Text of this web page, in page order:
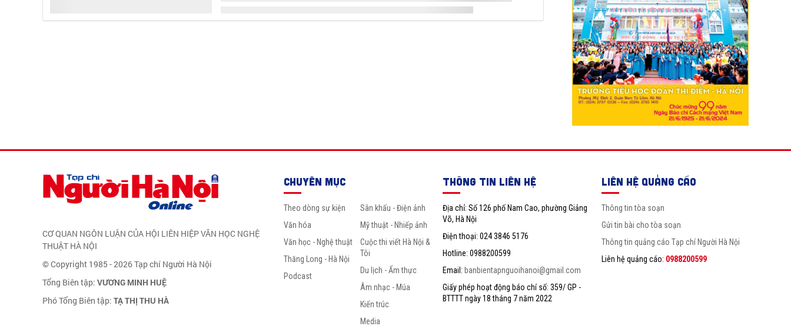
CƠ QUAN NGÔN LUẬN CỦA HỘI LIÊN HIỆP VĂN HỌC NGHỆ
THUẬT HÀ NỘI
© Copyright 1985 - 2026 Tạp chí Người Hà Nội
Tổng Biên tập: VƯƠNG MINH HUỆ
Phó Tổng Biên tập: TẠ THỊ THU HÀ
CHUYÊN MỤC
Theo dòng sự kiện
Văn hóa
Văn học - Nghệ thuật
Thăng Long - Hà Nội
Podcast
Sân khấu - Điện ảnh
Mỹ thuật - Nhiếp ảnh
Cuộc thi viết Hà Nội &
Tôi
Du lịch - Ẩm thực
Âm nhạc - Múa
Kiến trúc
Media
THÔNG TIN LIÊN HỆ
Địa chỉ: Số 126 phố Nam Cao, phường Giảng
Võ, Hà Nội
Điện thoại: 024 3846 5176
Hotline: 0988200599
Email: banbientapnguoihanoi@gmail.com
Giấy phép hoạt động báo chí số: 359/ GP -
BTTTT ngày 18 tháng 7 năm 2022
LIÊN HỆ QUẢNG CÁO
Thông tin tòa soạn
Gửi tin bài cho tòa soạn
Thông tin quảng cáo Tạp chí Người Hà Nội
Liên hệ quảng cáo: 0988200599